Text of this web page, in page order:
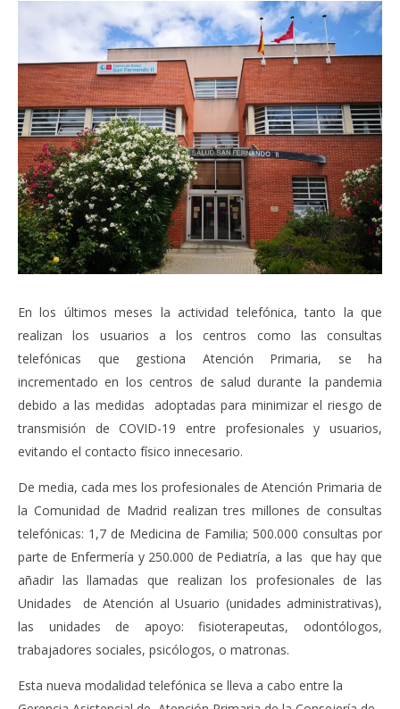
En los últimos meses la actividad telefónica, tanto la que
realizan los usuarios a los centros como las consultas
telefónicas que gestiona Atención Primaria, se ha
incrementado en los centros de salud durante la pandemia
debido a las medidas adoptadas para minimizar el riesgo de
transmisión de COVID-19 entre profesionales y usuarios,
evitando el contacto físico innecesario.
De media, cada mes los profesionales de Atención Primaria de
la Comunidad de Madrid realizan tres millones de consultas
telefónicas: 1,7 de Medicina de Familia; 500.000 consultas por
parte de Enfermería y 250.000 de Pediatría, a las que hay que
añadir las llamadas que realizan los profesionales de las
Unidades de Atención al Usuario (unidades administrativas),
las unidades de apoyo: fisioterapeutas, odontólogos,
trabajadores sociales, psicólogos, o matronas.
Esta nueva modalidad telefónica se lleva a cabo entre la